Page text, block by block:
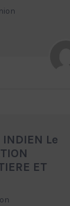
INDIEN Le
ET